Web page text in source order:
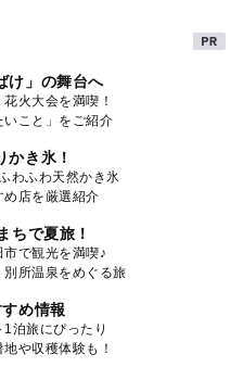
け」の舞台へ
火大会を満喫！
いこと」をご紹介
かき氷！
わふわ天然かき氷
店を厳選紹介
ちで夏旅！
で観光を満喫♪
所温泉をめぐる旅
め情報
泊旅にぴったり
や収穫体験も！